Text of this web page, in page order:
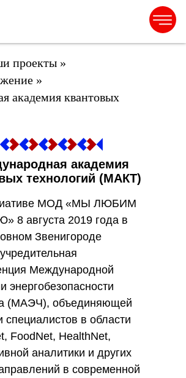
проекты »
»
академия квантовых
академия
технологий (МАКТ)
МОД «МЫ ЛЮБИМ
8 августа 2019 года в
Звенигороде
Международной
энергобезопасности
(МАЭЧ), объединяющей
специалистов в области
FoodNet, HealthNet,
аналитики и других
в современной